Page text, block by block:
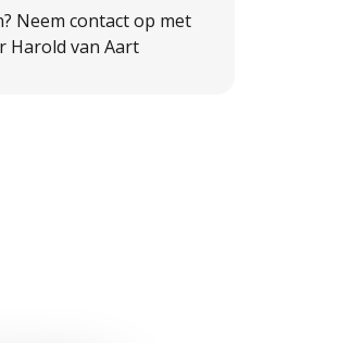
Neem contact op met
Harold van Aart